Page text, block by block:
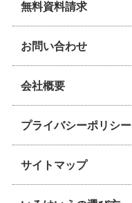
無料資料請求
お問い合わせ
会社概要
プライバシーポリシー
サイトマップ